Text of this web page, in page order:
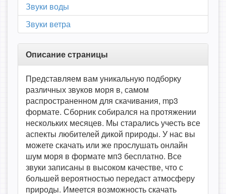
Звуки воды
Звуки ветра
Описание страницы
Представляем вам уникальную подборку
различных звуков моря в, самом
распространенном для скачивания, mp3
формате. Сборник собирался на протяжении
нескольких месяцев. Мы старались учесть все
аспекты любителей дикой природы. У нас вы
можете скачать или же прослушать онлайн
шум моря в формате мп3 бесплатно. Все
звуки записаны в высоком качестве, что с
большей вероятностью передаст атмосферу
природы. Имеется возможность скачать